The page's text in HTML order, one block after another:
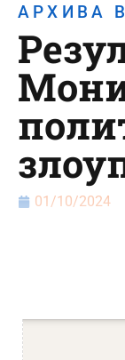
АРХИВА
01/10/2024